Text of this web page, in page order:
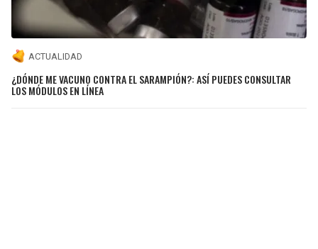
ACTUALIDAD
¿DÓNDE ME VACUNO CONTRA EL SARAMPIÓN?: ASÍ PUEDES CONSULTAR
LOS MÓDULOS EN LÍNEA